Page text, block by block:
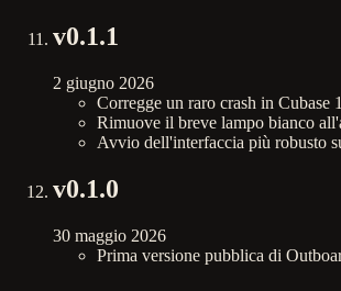
v0.1.1
2 giugno 2026
Corregge un raro crash in
Rimuove il breve lampo bianco
Avvio dell'interfaccia più robusto
v0.1.0
30 maggio 2026
Prima versione pubblica di